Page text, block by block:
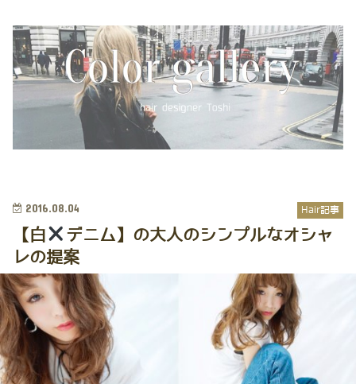
Hair記事
2016.08.04
【白
デニム】の大人のシンプルなオシャ
レの提案